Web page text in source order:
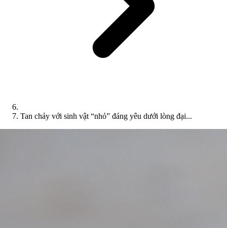
Tan chảy với sinh vật “nhỏ” đáng yêu dưới lòng đại...